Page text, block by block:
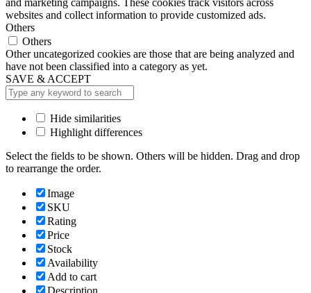
websites and collect information to provide customized ads.
Others
Others
Other uncategorized cookies are those that are being analyzed and
have not been classified into a category as yet.
SAVE & ACCEPT
Hide similarities
Highlight differences
Select the fields to be shown. Others will be hidden. Drag and drop
to rearrange the order.
Image
SKU
Rating
Price
Stock
Availability
Add to cart
Description